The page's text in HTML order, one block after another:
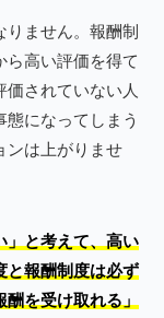
ません。報酬制
ら高い評価を得て
されていない人
になってしまう
ンは上がりませ
」と考えて、高い
と報酬制度は必ず
を受け取れる」